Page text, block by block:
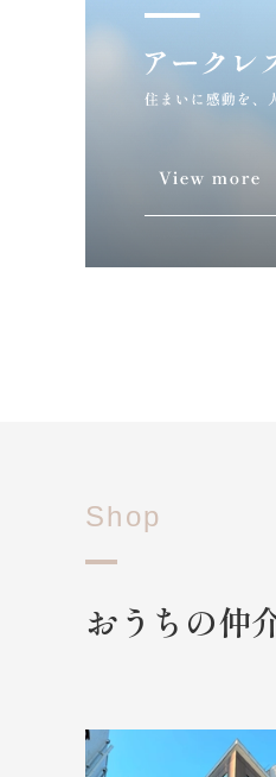
Shop
おうちの仲